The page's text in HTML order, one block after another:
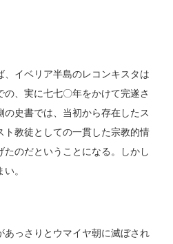
イベリア半島のレコンキスタは
、実に七七〇年をかけて完遂さ
史書では、当初から存在したス
教徒としての一貫した宗教的情
のだということになる。しかし
。
っさりとウマイヤ朝に滅ぼされ